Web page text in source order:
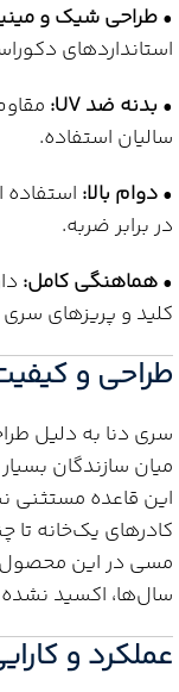
•طراحی شیک و
استانداردهای
• بدنه ضد UV:
سالیان استفاده.
•دوام بالا:
در برابر ضربه.
•هماهنگی کامل:
کلید و پریزهای سری
طراحی و
سری دنا به دلیل
میان سازندگان
این قاعده مستثنی
کادرهای یک‌خانه
مسی در این
سال‌ها، اکسید نشده
عملکرد و